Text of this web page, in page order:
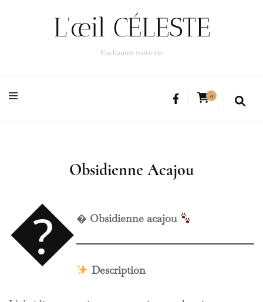
L'œil CÉLESTE
Enchantez votre vie
0
L'œil CÉLESTE
Enchantez votre vie
Obsidienne Acajou
  Obsidienne acajou
Description